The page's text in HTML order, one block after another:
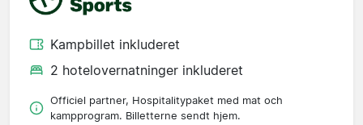
Kampbillet inkluderet
2 hotelovernatninger inkluderet
Officiel partner, Hospitalitypaket med mat och
kampprogram. Billetterne sendt hjem.